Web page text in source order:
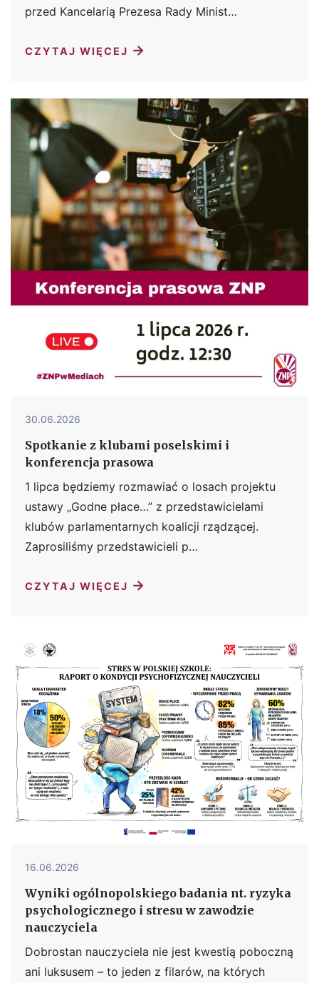
przed Kancelarią Prezesa Rady Minist…
CZYTAJ WIĘCEJ →
30.06.2026
Spotkanie z klubami poselskimi i
konferencja prasowa
1 lipca będziemy rozmawiać o losach projektu
ustawy „Godne płace…” z przedstawicielami
klubów parlamentarnych koalicji rządzącej.
Zaprosiliśmy przedstawicieli p…
CZYTAJ WIĘCEJ →
16.06.2026
Wyniki ogólnopolskiego badania nt. ryzyka
psychologicznego i stresu w zawodzie
nauczyciela
Dobrostan nauczyciela nie jest kwestią poboczną
ani luksusem – to jeden z filarów, na których